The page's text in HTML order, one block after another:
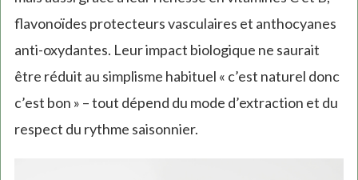
flavonoïdes protecteurs vasculaires et anthocyanes
anti-oxydantes. Leur impact biologique ne saurait
être réduit au simplisme habituel « c’est naturel donc
c’est bon » – tout dépend du mode d’extraction et du
respect du rythme saisonnier.